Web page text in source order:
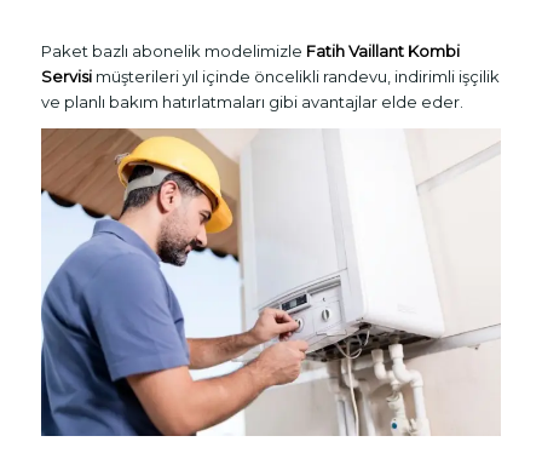
Paket bazlı abonelik modelimizle Fatih Vaillant Kombi
Servisimüşterileri yıl içinde öncelikli randevu, indirimli işçilik
ve planlı bakım hatırlatmaları gibi avantajlar elde eder.